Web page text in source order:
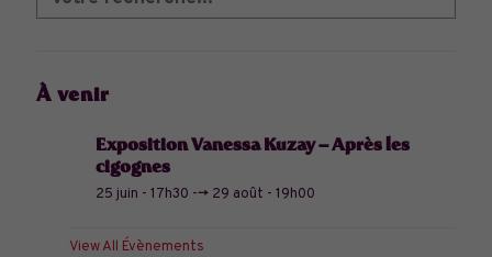
À venir
Exposition Vanessa Kuzay – Après les
cigognes
25 juin - 17h30 --> 29 août - 19h00
View All Évènements